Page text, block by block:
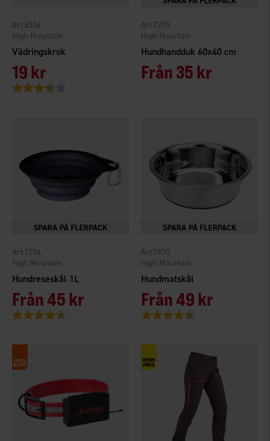
Vädringskrok
High Mountain
3554
19 kr
Betyg:
Hundhandduk 60x40 cm
High Mountain
7270
Från35 kr
Hundreseskål 1L
High Mountain
7256
Från45 kr
Betyg:
Hundmatskål
High Mountain
7970
Från49 kr
Betyg: